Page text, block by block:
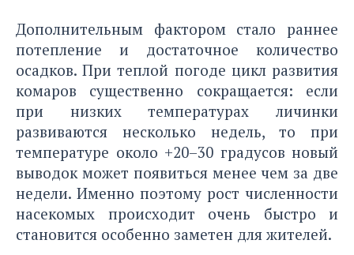
Дополнительным фактором стало раннее
потепление и достаточное количество
осадков. При теплой погоде цикл развития
комаров существенно сокращается: если
при низких температурах личинки
развиваются несколько недель, то при
температуре около +20–30 градусов новый
выводок может появиться менее чем за две
недели. Именно поэтому рост численности
насекомых происходит очень быстро и
становится особенно заметен для жителей.